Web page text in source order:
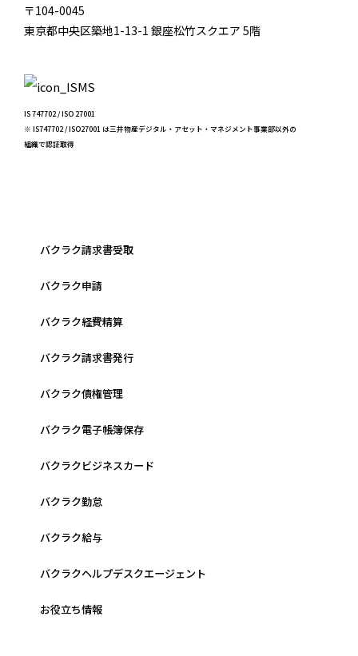
〒104-0045
東京都中央区築地1-13-1 銀座松竹スクエア 5階
IS 747702 / ISO 27001
※ IS747702 / ISO27001 は三井物産デジタル・アセット・マネジメント事業部以外の
組織で認証取得
バクラク請求書受取
バクラク申請
バクラク経費精算
バクラク請求書発行
バクラク債権管理
バクラク電子帳簿保存
バクラクビジネスカード
バクラク勤怠
バクラク給与
バクラクヘルプデスクエージェント
お役立ち情報